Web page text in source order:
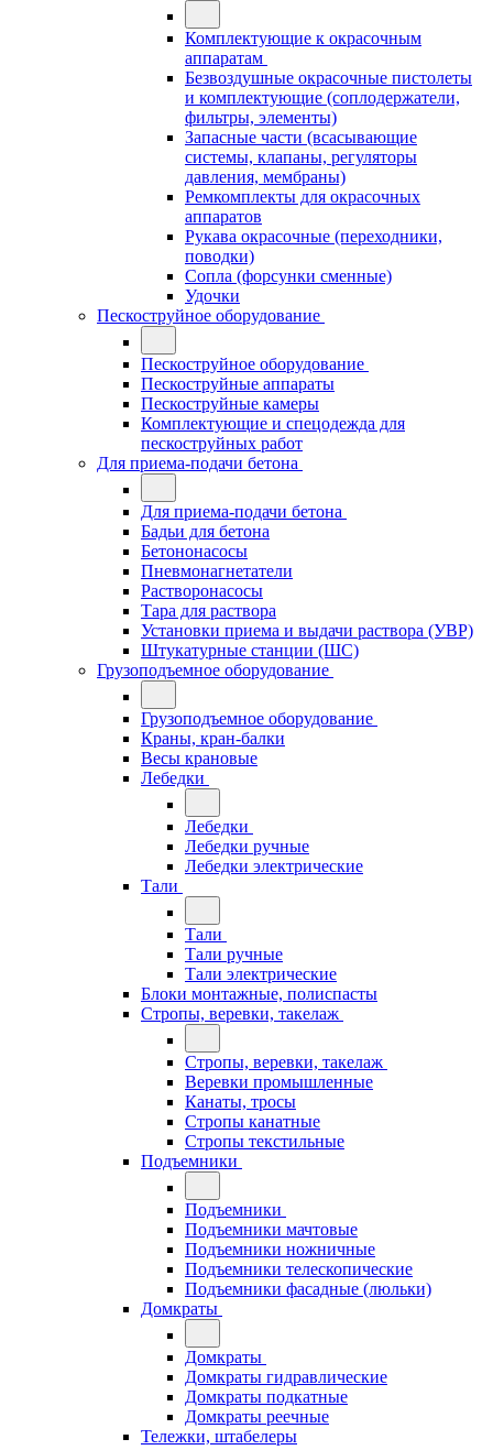
Комплектующие к окрасочным
аппаратам
Безвоздушные окрасочные пистолеты
и комплектующие (соплодержатели,
фильтры, элементы)
Запасные части (всасывающие
системы, клапаны, регуляторы
давления, мембраны)
Ремкомплекты для окрасочных
аппаратов
Рукава окрасочные (переходники,
поводки)
Сопла (форсунки сменные)
Удочки
Пескоструйное оборудование
Пескоструйное оборудование
Пескоструйные аппараты
Пескоструйные камеры
Комплектующие и спецодежда для
пескоструйных работ
Для приема-подачи бетона
Для приема-подачи бетона
Бадьи для бетона
Бетононасосы
Пневмонагнетатели
Растворонасосы
Тара для раствора
Установки приема и выдачи раствора (УВР)
Штукатурные станции (ШС)
Грузоподъемное оборудование
Грузоподъемное оборудование
Краны, кран-балки
Весы крановые
Лебедки
Лебедки
Лебедки ручные
Лебедки электрические
Тали
Тали
Тали ручные
Тали электрические
Блоки монтажные, полиспасты
Стропы, веревки, такелаж
Стропы, веревки, такелаж
Веревки промышленные
Канаты, тросы
Стропы канатные
Стропы текстильные
Подъемники
Подъемники
Подъемники мачтовые
Подъемники ножничные
Подъемники телескопические
Подъемники фасадные (люльки)
Домкраты
Домкраты
Домкраты гидравлические
Домкраты подкатные
Домкраты реечные
Тележки, штабелеры